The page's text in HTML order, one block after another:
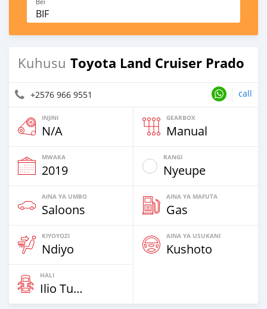
BIF
Kuhusu Toyota Land Cruiser Prado
+2576 966 9551 call
INJINI
N/A
GEARBOX
Manual
MWAKA
2019
RANGI
Nyeupe
AINA YA UMBO
Saloons
AINA YA MAFUTA
Gas
KIYOYOZI
Ndiyo
AINA YA USUKANI
Kushoto
HALI
Ilio Tumika